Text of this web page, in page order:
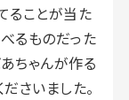
ることが当た
るものだった
ちゃんが作る
さいました。